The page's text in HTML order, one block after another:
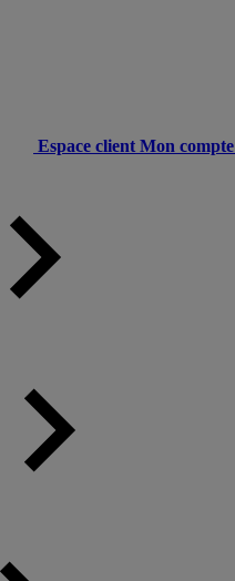
Espace client Mon compte